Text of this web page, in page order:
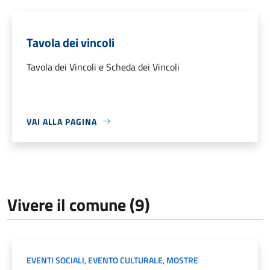
Tavola dei vincoli
Tavola dei Vincoli e Scheda dei Vincoli
VAI ALLA PAGINA
Vivere il comune (9)
EVENTI SOCIALI,EVENTO CULTURALE,MOSTRE